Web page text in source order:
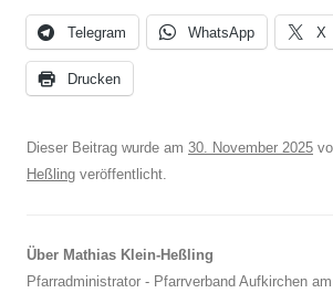
Telegram WhatsApp X
Drucken
Dieser Beitrag wurde am 30. November 2025
Heßling veröffentlicht.
Über Mathias Klein-Heßling
Pfarradministrator - Pfarrverband Aufkirchen